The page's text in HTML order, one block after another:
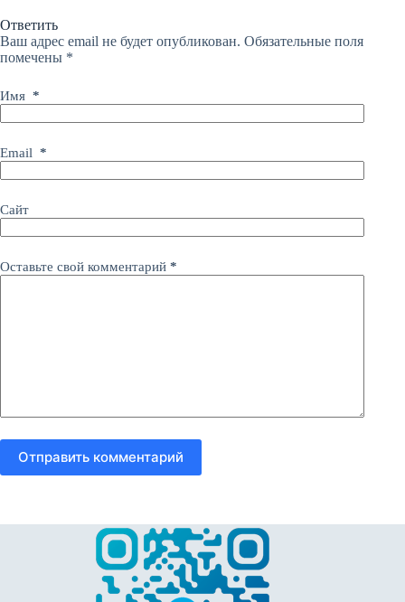
Ответить
Ваш адрес email не будет опубликован. Обязательные поля
помечены *
Имя *
Email *
Сайт
Оставьте свой комментарий *
Отправить комментарий